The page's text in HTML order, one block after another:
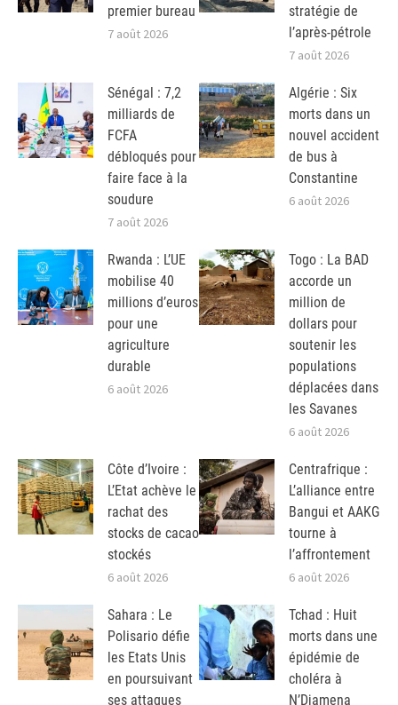
premier bureau
7 août 2026
stratégie de
l’après-pétrole
7 août 2026
Sénégal : 7,2
milliards de
FCFA
débloqués pour
faire face à la
soudure
7 août 2026
Algérie : Six
morts dans un
nouvel accident
de bus à
Constantine
6 août 2026
Rwanda : L’UE
mobilise 40
millions d’euros
pour une
agriculture
durable
6 août 2026
Togo : La BAD
accorde un
million de
dollars pour
soutenir les
populations
déplacées dans
les Savanes
6 août 2026
Côte d’Ivoire :
L’Etat achève le
rachat des
stocks de cacao
stockés
6 août 2026
Centrafrique :
L’alliance entre
Bangui et AAKG
tourne à
l’affrontement
6 août 2026
Sahara : Le
Polisario défie
les Etats Unis
en poursuivant
ses attaques
Tchad : Huit
morts dans une
épidémie de
choléra à
N’Djamena